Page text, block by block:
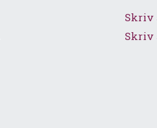
Skriv
Skriv